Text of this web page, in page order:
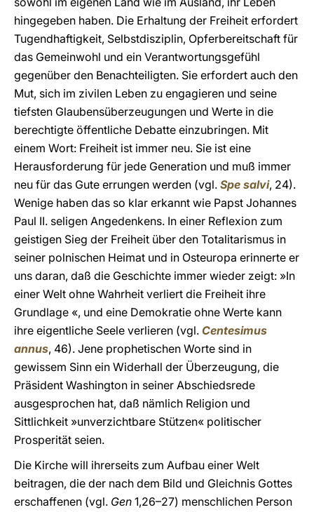
hingegeben haben. Die Erhaltung der Freiheit erfordert
Tugendhaftigkeit, Selbstdisziplin, Opferbereitschaft für
das Gemeinwohl und ein Verantwortungsgefühl
gegenüber den Benachteiligten. Sie erfordert auch den
Mut, sich im zivilen Leben zu engagieren und seine
tiefsten Glaubensüberzeugungen und Werte in die
berechtigte öffentliche Debatte einzubringen. Mit
einem Wort: Freiheit ist immer neu. Sie ist eine
Herausforderung für jede Generation und muß immer
neu für das Gute errungen werden (vgl. Spe salvi, 24).
Wenige haben das so klar erkannt wie Papst Johannes
Paul II. seligen Angedenkens. In einer Reflexion zum
geistigen Sieg der Freiheit über den Totalitarismus in
seiner polnischen Heimat und in Osteuropa erinnerte er
uns daran, daß die Geschichte immer wieder zeigt: »In
einer Welt ohne Wahrheit verliert die Freiheit ihre
Grundlage «, und eine Demokratie ohne Werte kann
ihre eigentliche Seele verlieren (vgl. Centesimus
annus, 46). Jene prophetischen Worte sind in
gewissem Sinn ein Widerhall der Überzeugung, die
Präsident Washington in seiner Abschiedsrede
ausgesprochen hat, daß nämlich Religion und
Sittlichkeit »unverzichtbare Stützen« politischer
Prosperität seien.
Die Kirche will ihrerseits zum Aufbau einer Welt
beitragen, die der nach dem Bild und Gleichnis Gottes
erschaffenen (vgl. Gen 1,26–27) menschlichen Person